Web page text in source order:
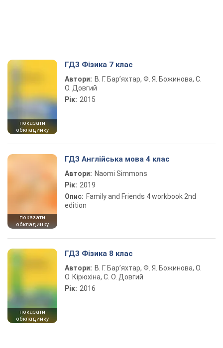
показати
обкладинку
ГДЗ Фізика 7 клас
Автори: В. Г. Бар’яхтар, Ф. Я. Божинова, С.
О. Довгий
Рік: 2015
показати
обкладинку
ГДЗ Англійська мова 4 клас
Автори: Naomi Simmons
Рік: 2019
Опис: Family and Friends 4 workbook 2nd
edition
показати
обкладинку
ГДЗ Фізика 8 клас
Автори: В. Г. Бар’яхтар, Ф. Я. Божинова, О.
О. Кірюхіна, С. О. Довгий
Рік: 2016